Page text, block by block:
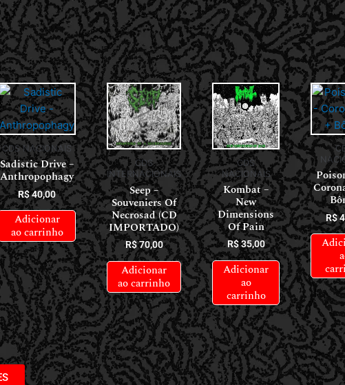
CDS NACIONAIS
Sadistic Drive –
Anthropophagy
R$40,00
Adicionar
ao carrinho
CDS
INTERNACIONAIS
Seep –
Souveniers Of
Necrosad (CD
IMPORTADO)
R$70,00
Adicionar
ao carrinho
CDS
NACIONAIS
Kombat –
New
Dimensions
Of Pain
R$35,00
Adicionar
ao
carrinho
R$